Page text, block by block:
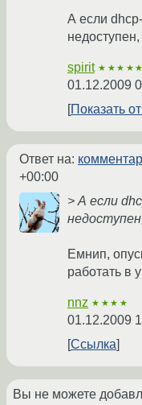
А если
spirit ★★★★★
01.12.2009
Показать
Ответ на:
+00:00
> А если
Емнип,
работать в
nnz ★★★★
01.12.2009
Ссылка
Вы не можете